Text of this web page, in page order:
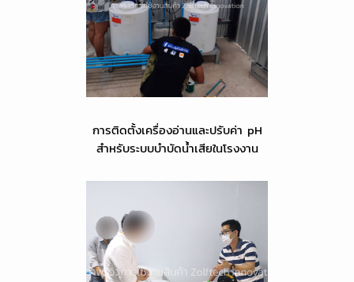
การติดตั้งเครื่องอ่านและปรับค่า pH
สำหรับระบบบำบัดน้ำเสียในโรงงาน